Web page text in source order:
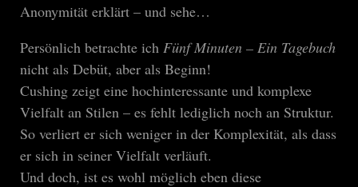
Anonymität erklärt – und sehe…
Persönlich betrachte ich Fünf Minuten – Ein Tagebuch
nicht als Debüt, aber als Beginn!
Cushing zeigt eine hochinteressante und komplexe
Vielfalt an Stilen – es fehlt lediglich noch an Struktur.
So verliert er sich weniger in der Komplexität, als dass
er sich in seiner Vielfalt verläuft.
Und doch, ist es wohl möglich eben diese